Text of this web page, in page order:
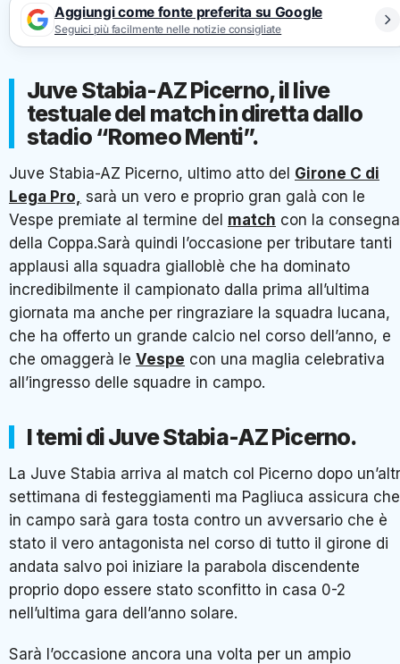
Aggiungi come fonte preferita su Google
Seguici più facilmente nelle notizie consigliate
Juve Stabia-AZ Picerno, il live
testuale del match in diretta dallo
stadio “Romeo Menti”.
Juve Stabia-AZ Picerno, ultimo atto del Girone C di
Lega Pro, sarà un vero e proprio gran galà con le
Vespe premiate al termine del match con la consegna
della Coppa.Sarà quindi l’occasione per tributare tanti
applausi alla squadra gialloblè che ha dominato
incredibilmente il campionato dalla prima all’ultima
giornata ma anche per ringraziare la squadra lucana,
che ha offerto un grande calcio nel corso dell’anno, e
che omaggerà le Vespe con una maglia celebrativa
all’ingresso delle squadre in campo.
I temi di Juve Stabia-AZ Picerno.
La Juve Stabia arriva al match col Picerno dopo
settimana di festeggiamenti ma Pagliuca assicura che
in campo sarà gara tosta contro un avversario che è
stato il vero antagonista nel corso di tutto il girone di
andata salvo poi iniziare la parabola discendente
proprio dopo essere stato sconfitto in casa 0-2
nell’ultima gara dell’anno solare.
Sarà l’occasione ancora una volta per un ampio